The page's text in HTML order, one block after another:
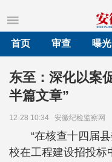
首页
审查 曝光
东至：深化以案
半篇文章”
12-28 10:34 安徽纪检监察网
“在核查十四届
校在工程建设招投标